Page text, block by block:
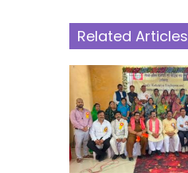
Related Articles